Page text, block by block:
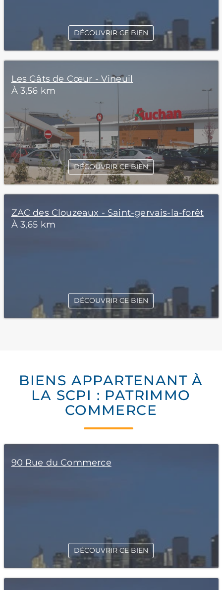
DÉCOUVRIR CE BIEN
Les Gâts de Cœur - Vineuil
À 3,56 km
DÉCOUVRIR CE BIEN
ZAC des Clouzeaux - Saint-gervais-la-forêt
À 3,65 km
DÉCOUVRIR CE BIEN
BIENS APPARTENANT À
LA SCPI : PATRIMMO
COMMERCE
90 Rue du Commerce
DÉCOUVRIR CE BIEN